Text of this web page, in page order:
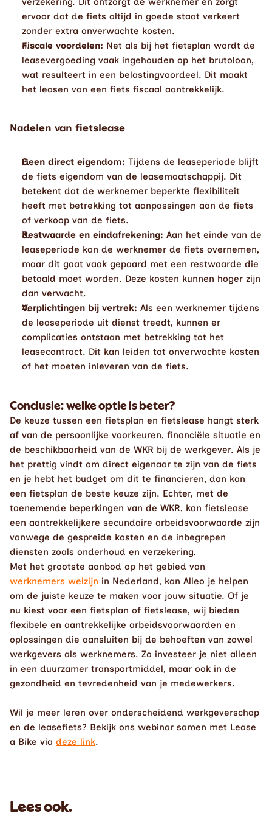
ervoor dat de fiets altijd in goede staat verkeert
zonder extra onverwachte kosten.
Fiscale voordelen: Net als bij het fietsplan wordt de
leasevergoeding vaak ingehouden op het brutoloon,
wat resulteert in een belastingvoordeel. Dit maakt
het leasen van een fiets fiscaal aantrekkelijk.
Nadelen van fietslease
Geen direct eigendom: Tijdens de leaseperiode blijft
de fiets eigendom van de leasemaatschappij. Dit
betekent dat de werknemer beperkte flexibiliteit
heeft met betrekking tot aanpassingen aan de fiets
of verkoop van de fiets.
Restwaarde en eindafrekening: Aan het einde van de
leaseperiode kan de werknemer de fiets overnemen,
maar dit gaat vaak gepaard met een restwaarde die
betaald moet worden. Deze kosten kunnen hoger zijn
dan verwacht.
Verplichtingen bij vertrek: Als een werknemer tijdens
de leaseperiode uit dienst treedt, kunnen er
complicaties ontstaan met betrekking tot het
leasecontract. Dit kan leiden tot onverwachte kosten
of het moeten inleveren van de fiets.
Conclusie: welke optie is beter?
De keuze tussen een fietsplan en fietslease hangt sterk
af van de persoonlijke voorkeuren, financiële situatie en
de beschikbaarheid van de WKR bij de werkgever. Als je
het prettig vindt om direct eigenaar te zijn van de fiets
en je hebt het budget om dit te financieren, dan kan
een fietsplan de beste keuze zijn. Echter, met de
toenemende beperkingen van de WKR, kan fietslease
een aantrekkelijkere secundaire arbeidsvoorwaarde zijn
vanwege de gespreide kosten en de inbegrepen
diensten zoals onderhoud en verzekering.
werknemers welzijn in Nederland, kan Alleo je helpen
om de juiste keuze te maken voor jouw situatie. Of je
nu kiest voor een fietsplan of fietslease, wij bieden
flexibele en aantrekkelijke arbeidsvoorwaarden en
oplossingen die aansluiten bij de behoeften van zowel
werkgevers als werknemers. Zo investeer je niet alleen
in een duurzamer transportmiddel, maar ook in de
gezondheid en tevredenheid van je medewerkers.
Wil je meer leren over onderscheidend werkgeverschap
en de leasefiets? Bekijk ons webinar samen met Lease
a Bike via deze link.
Lees ook.